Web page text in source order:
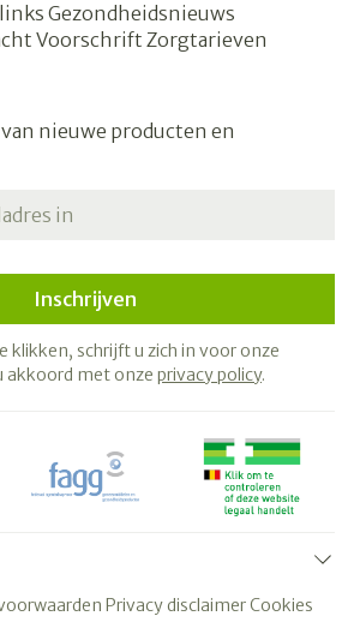
Gezondheidsnieuws
Voorschrift Zorgtarieven
nieuwe producten en
Inschrijven
klikken, schrijft u zich in voor onze
akkoord met onze privacy policy.
Privacy disclaimerCookies